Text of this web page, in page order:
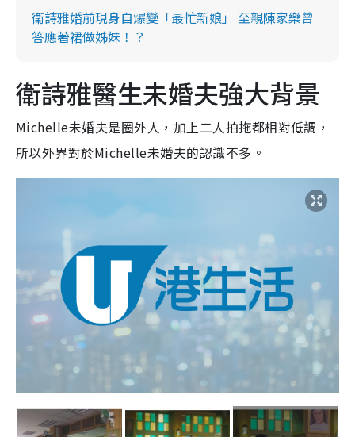
衛詩雅婚前現身自爆變「最忙新娘」 至親陳家樂曾
答應著裙做姊妹！？
衛詩雅醫生未婚夫強大背景
Michelle未婚夫是圈外人，加上二人拍拖都相對低調，
所以外界對於Michelle未婚夫的認識不多。